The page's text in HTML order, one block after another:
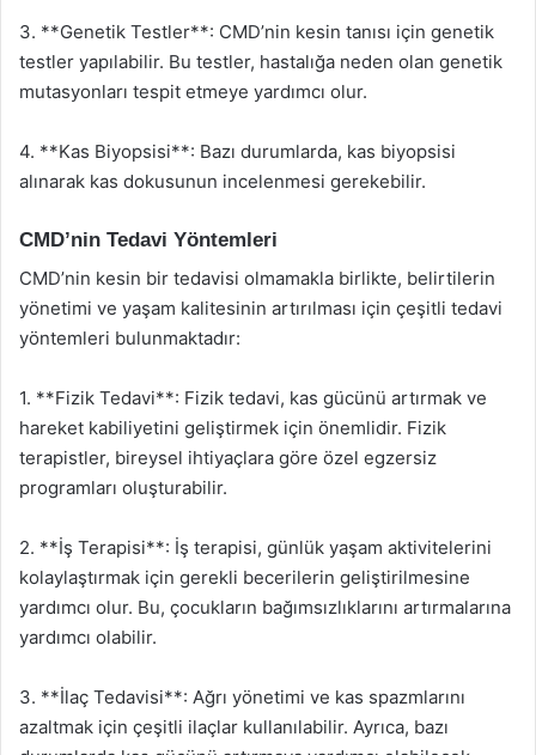
3. **Genetik Testler**: CMD’nin kesin tanısı için genetik
testler yapılabilir. Bu testler, hastalığa neden olan genetik
mutasyonları tespit etmeye yardımcı olur.
4. **Kas Biyopsisi**: Bazı durumlarda, kas biyopsisi
alınarak kas dokusunun incelenmesi gerekebilir.
CMD’nin Tedavi Yöntemleri
CMD’nin kesin bir tedavisi olmamakla birlikte, belirtilerin
yönetimi ve yaşam kalitesinin artırılması için çeşitli tedavi
yöntemleri bulunmaktadır:
1. **Fizik Tedavi**: Fizik tedavi, kas gücünü artırmak ve
hareket kabiliyetini geliştirmek için önemlidir. Fizik
terapistler, bireysel ihtiyaçlara göre özel egzersiz
programları oluşturabilir.
2. **İş Terapisi**: İş terapisi, günlük yaşam aktivitelerini
kolaylaştırmak için gerekli becerilerin geliştirilmesine
yardımcı olur. Bu, çocukların bağımsızlıklarını artırmalarına
yardımcı olabilir.
3. **İlaç Tedavisi**: Ağrı yönetimi ve kas spazmlarını
azaltmak için çeşitli ilaçlar kullanılabilir. Ayrıca, bazı